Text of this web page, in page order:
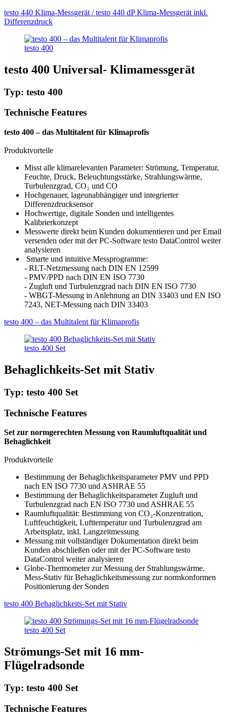
testo 440 Klima-Messgerät / testo 440 dP Klima-Messgerät inkl.
Differenzdruck
testo 400
testo 400 Universal- Klimamessgerät
Typ: testo 400
Technische Features
testo 400 – das Multitalent für Klimaprofis
Produktvorteile
Misst alle klimarelevanten Parameter: Strömung, Temperatur,
Feuchte, Druck, Beleuchtungsstärke, Strahlungswärme,
Turbulenzgrad, CO₂ und CO
Hochgenauer, lageunabhängiger und integrierter
Differenzdrucksensor
Hochwertige, digitale Sonden und intelligentes
Kalibrierkonzept
Messwerte direkt beim Kunden dokumentieren und per Email
versenden oder mit der PC-Software testo DataControl weiter
analysieren
Smarte und intuitive Messprogramme:
- RLT-Netzmessung nach DIN EN 12599
- PMV/PPD nach DIN EN ISO 7730
- Zugluft und Turbulenzgrad nach DIN EN ISO 7730
- WBGT-Messung in Anlehnung an DIN 33403 und EN ISO
7243, NET-Messung nach DIN 33403
testo 400 – das Multitalent für Klimaprofis
testo 400 Set
Behaglichkeits-Set mit Stativ
Typ: testo 400 Set
Technische Features
Set zur normgerechten Messung von Raumluftqualität und
Behaglichkeit
Produktvorteile
Bestimmung der Behaglichkeitsparameter PMV und PPD
nach EN ISO 7730 und ASHRAE 55
Bestimmung der Behaglichkeitsparameter Zugluft und
Turbulenzgrad nach EN ISO 7730 und ASHRAE 55
Raumluftqualität: Bestimmung von CO₂-Konzentration,
Luftfeuchtigkeit, Lufttemperatur und Turbulenzgrad am
Arbeitsplatz, inkl. Langzeitmessung
Messung mit vollständiger Dokumentation direkt beim
Kunden abschließen oder mit der PC-Software testo
DataControl weiter analysieren
Globe-Thermometer zur Messung der Strahlungswärme,
Mess-Stativ für Behaglichkeitsmessung zur normkonformen
Positionierung der Sonden
testo 400 Behaglichkeits-Set mit Stativ
testo 400 Set
Strömungs-Set mit 16 mm-
Flügelradsonde
Typ: testo 400 Set
Technische Features